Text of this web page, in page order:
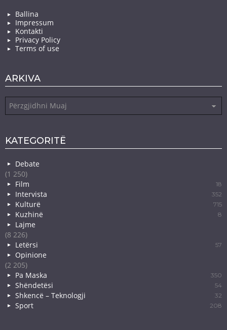
Ballina
Impressum
Kontakti
Privacy Policy
Terms of use
ARKIVA
KATEGORITË
Debate
(1 250)
Film
18
Intervista 352
Kulturë 715
Kuzhinë 8
Lajme
(8 226)
Letërsi
57
Opinione
(2 205)
Pa Maska
350
Shëndetësi 54
Shkencë – Teknologji 32
Sport 208